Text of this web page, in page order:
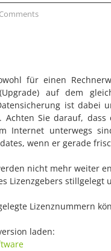
für einen
auf dem
ist dabei
Achten Sie darauf, dass
Internet unterwegs
wenn er gerade
nicht mehr weiter
Lizenzgebers stillgelegt
Lizenznummern
laden: